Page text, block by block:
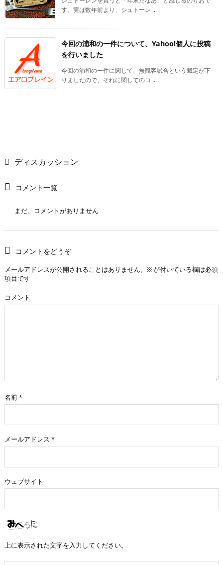
す。実は数年前より、シュトーレ ...
今回の浦和の一件について、Yahoo!個人に投稿
を行いました
今回の浦和の一件に関して、無観客試合という裁定が下
りましたので、それに関してのコ ...
ディスカッション
コメント一覧
まだ、コメントがありません
コメントをどうぞ
メールアドレスが公開されることはありません。 ※が付いている欄は必須
項目です
コメント
名前*
メールアドレス *
ウェブサイト
上に表示された文字を入力してください。